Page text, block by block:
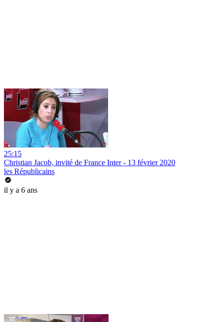
25:15
Christian Jacob, invité de France Inter - 13 février 2020
les Républicains
il y a 6 ans